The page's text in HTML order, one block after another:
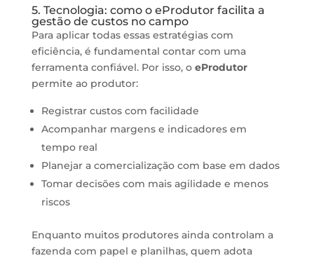
5. Tecnologia: como o eProdutor facilita a
gestão de custos no campo
Para aplicar todas essas estratégias com
eficiência, é fundamental contar com uma
ferramenta confiável. Por isso, o eProdutor
permite ao produtor:
Registrar custos com facilidade
Acompanhar margens e indicadores em
tempo real
Planejar a comercialização com base em dados
Tomar decisões com mais agilidade e menos
riscos
Enquanto muitos produtores ainda controlam a
fazenda com papel e planilhas, quem adota